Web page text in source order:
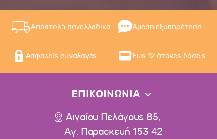
Αποστολή πανελλαδικά Άμεση εξυπηρέτηση
Ασφαλείς συναλαγές Έως 12 άτοκες δόσεις
ΕΠΙΚΟΙΝΩΝΙΑ
Αιγαίου Πελάγους 85,
Αγ. Παρασκευή 153 42